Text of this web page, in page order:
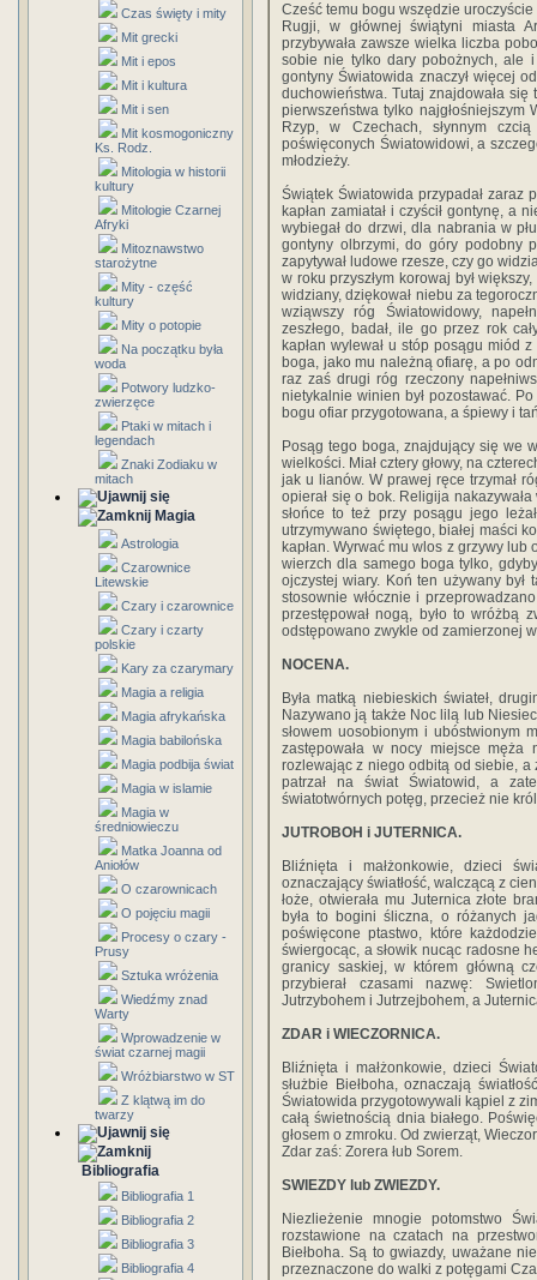
Czas święty i mity
Mit grecki
Mit i epos
Mit i kultura
Mit i sen
Mit kosmogoniczny
Ks. Rodz.
Mitologia w historii
kultury
Mitologie Czarnej
Afryki
Mitoznawstwo
starożytne
Mity - część
kultury
Mity o potopie
Na początku była
woda
Potwory ludzko-
zwierzęce
Ptaki w mitach i
legendach
Znaki Zodiaku w
mitach
Magia
Astrologia
Czarownice
Litewskie
Czary i czarownice
Czary i czarty
polskie
Kary za czarymary
Magia a religia
Magia afrykańska
Magia babilońska
Magia podbija świat
Magia w islamie
Magia w
średniowieczu
Matka Joanna od
Aniołów
O czarownicach
O pojęciu magii
Procesy o czary -
Prusy
Sztuka wróżenia
Wiedźmy znad
Warty
Wprowadzenie w
świat czarnej magii
Wróżbiarstwo w ST
Z klątwą im do
twarzy
Bibliografia
Bibliografia 1
Bibliografia 2
Bibliografia 3
Bibliografia 4
Cześć temu bogu wszędzie
Rugji, w głównej świątyni miasta
przybywała zawsze wielka liczba
sobie nie tylko dary pobożnych, ale i
gontyny Światowida znaczył więcej
duchowieństwa. Tutaj znajdowała się
pierwszeństwa tylko
Rzyp, w Czechach, słynnym
poświęconych Światowidowi, a
młodzieży.
Świątek Światowida przypadał zaraz
kapłan zamiatał i czyścił gontynę, a
wybiegał do drzwi, dla nabrania w
gontyny olbrzymi, do góry podobny
zapytywał ludowe rzesze, czy go
w roku przyszłym korowaj był
widziany, dziękował niebu za
wziąwszy róg Światowidowy,
zeszłego, badał, ile go przez rok
kapłan wylewał u stóp posągu miód
boga, jako mu należną ofiarę, a po
raz zaś drugi róg rzeczony
nietykalnie winien był pozostawać.
bogu ofiar przygotowana, a śpiewy i
Posąg tego boga, znajdujący się we
wielkości. Miał cztery głowy, na
jak u lianów. W prawej ręce trzymał
opierał się o bok. Religija
słońce to też przy posągu jego
utrzymywano świętego, białej maści
kapłan. Wyrwać mu wlos z grzywy lub
wierzch dla samego boga tylko,
ojczystej wiary. Koń ten używany był
stosownie włócznie i
przestępował nogą, było to wróżbą
odstępowano zwykle od zamierzonej
NOCENA.
Była matką niebieskich świateł,
Nazywano ją także Noc lilą lub
słowem uosobionym i ubóstwionym
zastępowała w nocy miejsce męża
rozlewając z niego odbitą od siebie, a
patrzał na świat Światowid, a
światotwórnych potęg, przecież nie
JUTROBOH i JUTERNICA.
Bliźnięta i małżonkowie, dzieci
oznaczający światłość, walczącą z
łoże, otwierała mu Juternica złote
była to bogini śliczna, o różanych
poświęcone ptastwo, które
świergocąc, a słowik nucąc radosne
granicy saskiej, w którem główną
przybierał czasami nazwę:
Jutrzybohem i Jutrzejbohem, a
ZDAR i WIECZORNICA.
Bliźnięta i małżonkowie, dzieci
służbie Biełboha, oznaczają
Światowida przygotowywali kąpiel z
całą świetnością dnia białego.
głosem o zmroku. Od zwierząt,
Zdar zaś: Zorera łub Sorem.
SWIEZDY lub ZWIEZDY.
Niezlieżenie mnogie potomstwo
rozstawione na czatach na
Biełboha. Są to gwiazdy, uważane
przeznaczone do walki z potęgami